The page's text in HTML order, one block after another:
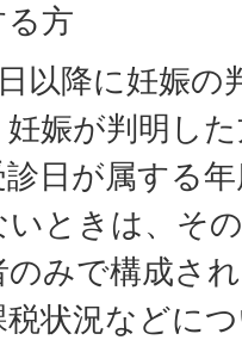
方
以降に妊娠の
娠が判明し
日が属する
ときは、そ
みで構成さ
状況などに